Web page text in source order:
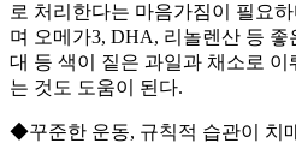
로 처리한다는 마음가짐이 필요
며 오메가3, DHA, 리놀렌산 등
대 등 색이 짙은 과일과 채소로
는 것도 도움이 된다.
◆꾸준한 운동, 규칙적 습관이 치